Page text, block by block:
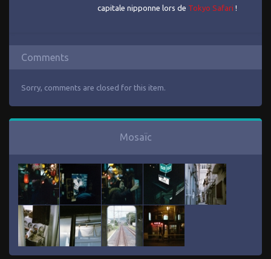
capitale nipponne lors de Tokyo Safari !
Comments
Sorry, comments are closed for this item.
Mosaïc